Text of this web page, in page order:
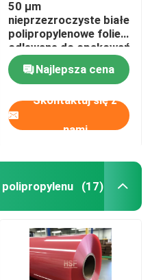
50 μm
nieprzezroczyste białe
polipropylenowe folie
odlewane do opakowań
spożywczych i
medycznych
Najlepsza cena
Skontaktuj się z
nami
(17)